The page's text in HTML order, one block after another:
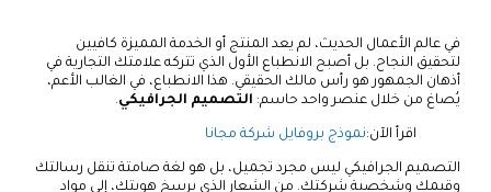
في عالم الأعمال الحديث، لم يعد المنتج أو الخدمة المميزة كافيين
لتحقيق النجاح. بل أصبح الانطباع الأول الذي تتركه علامتك التجارية في
أذهان الجمهور هو رأس مالك الحقيقي. هذا الانطباع، في الغالب الأعم،
يُصاغ من خلال عنصر واحد حاسم: التصميم الجرافيكي.
اقرأ الآن:نموذج بروفايل شركة مجانا
التصميم الجرافيكي ليس مجرد تجميل، بل هو لغة صامتة تنقل رسالتك
وقيمك وشخصية شركتك. من الشعار الذي يرسخ هويتك، إلى مواد